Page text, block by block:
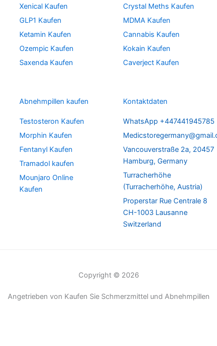
Xenical Kaufen
GLP1 Kaufen
Ketamin Kaufen
Ozempic Kaufen
Saxenda Kaufen
Crystal Meths Kaufen
MDMA Kaufen
Cannabis Kaufen
Kokain Kaufen
Caverject Kaufen
Abnehmpillen kaufen
Testosteron Kaufen
Morphin Kaufen
Fentanyl Kaufen
Tramadol kaufen
Mounjaro Online
Kaufen
Kontaktdaten
WhatsApp +447441945785
Vancouverstraße 2a, 20457
Hamburg, Germany
Turracherhöhe
(Turracherhöhe, Austria)
Properstar Rue Centrale 8
CH-1003 Lausanne
Switzerland
Copyright © 2026
Angetrieben von Kaufen Sie Schmerzmittel und Abnehmpillen